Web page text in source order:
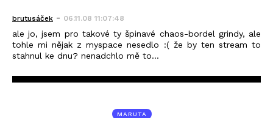
brutusáček - 06.11.08 11:07:48
ale jo, jsem pro takové ty špinavé chaos-bordel grindy, ale
tohle mi nějak z myspace nesedlo :( že by ten stream to
stahnul ke dnu? nenadchlo mě to...
MARUTA